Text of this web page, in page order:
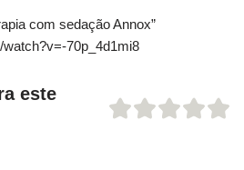
com sedação Annox”
70p_4d1mi8
este